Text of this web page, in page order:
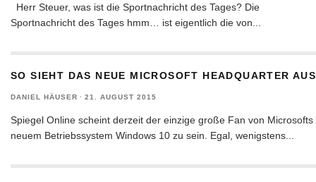
Herr Steuer, was ist die Sportnachricht des Tages? Die
Sportnachricht des Tages hmm… ist eigentlich die von...
SO SIEHT DAS NEUE MICROSOFT HEADQUARTER AUS
DANIEL HÄUSER · 21. AUGUST 2015
Spiegel Online scheint derzeit der einzige große Fan von Microsofts
neuem Betriebssystem Windows 10 zu sein. Egal, wenigstens...